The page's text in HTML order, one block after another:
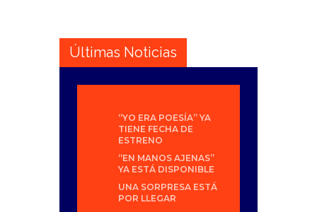
Últimas Noticias
“YO ERA POESÍA” YA
TIENE FECHA DE
ESTRENO
“EN MANOS AJENAS”
YA ESTÁ DISPONIBLE
UNA SORPRESA ESTÁ
POR LLEGAR